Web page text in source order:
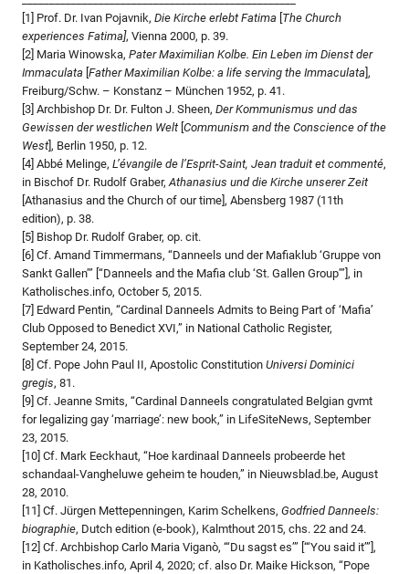
[1] Prof. Dr. Ivan Pojavnik, Die Kirche erlebt Fatima The Church
experiences Fatima], Vienna 2000, p. 39.
[2] Maria Winowska, Pater Maximilian Kolbe. Ein Leben im Dienst der
Immaculata Father Maximilian Kolbe: a life serving the Immaculata ],
Freiburg/Schw. – Konstanz – München 1952, p. 41.
[3] Archbishop Dr. Dr. Fulton J. Sheen, Der Kommunismus und das
Gewissen der westlichen Welt[ Communism and the Conscience of the
West], Berlin 1950, p. 12.
[4] Abbé Melinge, L’évangile de l’Esprit-Saint, Jean traduit et commenté,
in Bischof Dr. Rudolf Graber,Athanasius und die Kirche unserer Zeit
[Athanasius and the Church of our time], Abensberg 1987 (11th
edition), p. 38.
[5] Bishop Dr. Rudolf Graber, op. cit.
[6] Cf. Amand Timmermans, “Danneels und der Mafiaklub ‘Gruppe von
Sankt Gallen’” [“Danneels and the Mafia club ‘St. Gallen Group’”], in
Katholisches.info, October 5, 2015.
[7] Edward Pentin, “Cardinal Danneels Admits to Being Part of ‘Mafia’
Club Opposed to Benedict XVI,” in National Catholic Register,
September 24, 2015.
[8] Cf. Pope John Paul II, Apostolic Constitution Universi Dominici
gregis, 81.
[9] Cf. Jeanne Smits, “Cardinal Danneels congratulated Belgian gvmt
for legalizing gay ‘marriage’: new book,” in LifeSiteNews, September
23, 2015.
[10] Cf. Mark Eeckhaut, “Hoe kardinaal Danneels probeerde het
schandaal-Vangheluwe geheim te houden,” in Nieuwsblad.be, August
28, 2010.
[11] Cf. Jürgen Mettepenningen, Karim Schelkens, Godfried Danneels:
biographie, Dutch edition (e-book), Kalmthout 2015, chs. 22 and 24.
[12] Cf. Archbishop Carlo Maria Viganò, “‘Du sagst es’” [“‘You said it’”],
in Katholisches.info, April 4, 2020; cf. also Dr. Maike Hickson, “Pope